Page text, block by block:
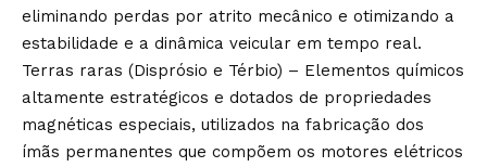
eliminando perdas por atrito mecânico e otimizando a
estabilidade e a dinâmica veicular em tempo real.
Terras raras (Disprósio e Térbio) – Elementos químicos
altamente estratégicos e dotados de propriedades
magnéticas especiais, utilizados na fabricação dos
ímãs permanentes que compõem os motores elétricos